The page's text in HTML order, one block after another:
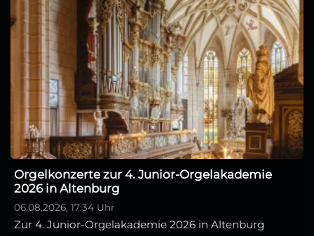
Orgelkonzerte zur 4. Junior-Orgelakademie
2026 in Altenburg
06.08.2026, 17:34 Uhr
Zur 4. Junior-Orgelakademie 2026 in Altenburg